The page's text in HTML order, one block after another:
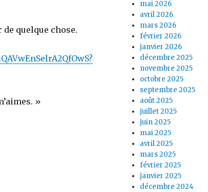
quelque chose.
»
mai 2026
avril 2026
mars 2026
février 2026
janvier 2026
décembre 2025
novembre 2025
octobre 2025
septembre 2025
août 2025
juillet 2025
juin 2025
mai 2025
avril 2025
mars 2025
février 2025
janvier 2025
décembre 2024